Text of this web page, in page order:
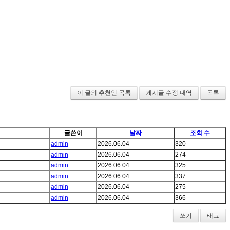
이 글의 추천인 목록 게시글 수정 내역 목록
글쓴이 날짜
조회 수
admin
2026.06.04
320
admin
2026.06.04
274
admin
2026.06.04
325
admin
2026.06.04
337
admin
2026.06.04
275
admin
2026.06.04 366
쓰기 태그